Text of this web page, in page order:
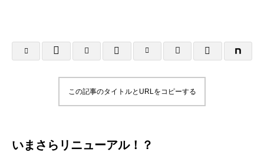
塾 様
この記事のタイトルとURLをコピーする
いまさらリニューアル！？